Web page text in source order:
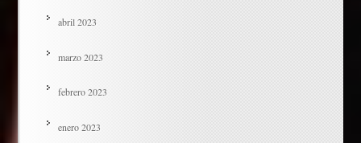
abril 2023
marzo 2023
febrero 2023
enero 2023